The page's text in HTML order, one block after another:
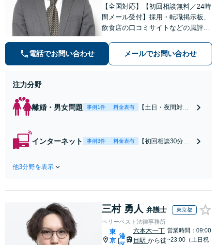
【全国対応】【初回相談無料／24時
間メール受付】採用・転職掲示板、
飲食店の口コミサイトなどの風評被
の種類を問わず相談可。可能な限り
早期対応で駆けつけサポート【労
電話でお問い合わせ メールでお問い合わせ
注力分野
離婚・男女問題 事例1件 料金表有
【土日・夜間対応
れたら、サインす
負担を軽減「弁護
士の交渉で慰謝料
金額アップ／減額
交渉も対応可」
【完全個室対応】
インターネット 事例3件 料金表有
【初回相談30分無
報開示請求をおこ
お店の風評被害対
策／売り上げ低下
防止のために尽
力」加害者側の対
他3分野を表示
三村 勇人 弁護士 東京都
ベリーベスト法律事務所
東
京
港
六本木一丁
目駅 から徒
営業時間：09:00
~23:00（土日祝